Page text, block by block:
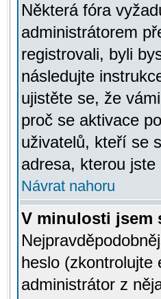
Některá fóra
administrátorem
registrovali, byli
následujte
ujistěte se, že
proč se aktivace
uživatelů, kteří se
adresa, kterou
Návrat nahoru
V minulosti jsem
heslo (zkontrolujte
administrátor z